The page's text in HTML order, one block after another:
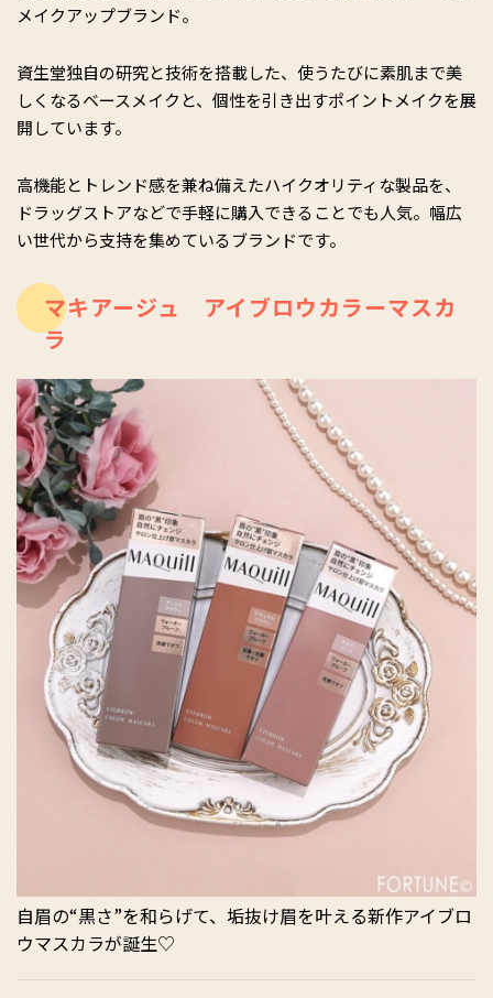
メイクアップブランド。
資生堂独自の研究と技術を搭載した、使うたびに素肌まで美
しくなるベースメイクと、個性を引き出すポイントメイクを展
開しています。
高機能とトレンド感を兼ね備えたハイクオリティな製品を、
ドラッグストアなどで手軽に購入できることでも人気。幅広
い世代から支持を集めているブランドです。
マキアージュ アイブロウカラーマスカ
ラ
自眉の“黒さ”を和らげて、垢抜け眉を叶える新作アイブロ
ウマスカラが誕生♡